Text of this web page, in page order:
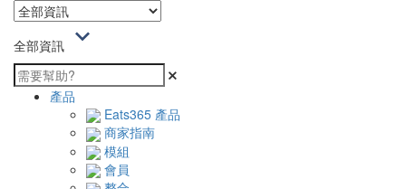
全部資訊
產品
Eats365 產品
商家指南
模組
會員